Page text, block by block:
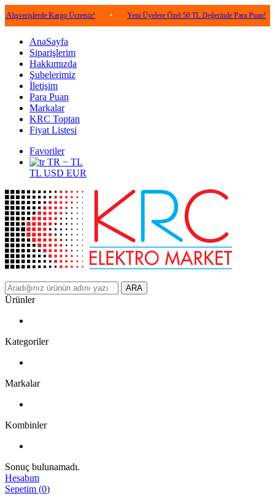
Kargo Ücretsiz! • Yeni Üyelere Özel 50 TL Değerinde Para Puan! •
AnaSayfa
Siparişlerim
Hakkımızda
Şubelerimiz
İletişim
Para Puan
Markalar
KRC Toptan
Fiyat Listesi
Favoriler
TR − TL
TL USD EUR
ARA
Ürünler
Kategoriler
Markalar
Kombinler
Sonuç bulunamadı.
Hesabım
Sepetim (0)